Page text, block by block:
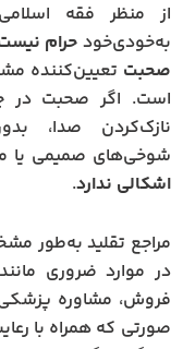
از منظر فقه
به‌خودی‌خود حرام
صحبت تعیین‌کننده
است. اگر صحبت در
نازک‌کردن صدا،
شوخی‌های صمیمی یا
اشکالی ندارد.
مراجع تقلید به‌طور
در موارد ضروری
فروش، مشاوره
صورتی که همراه با